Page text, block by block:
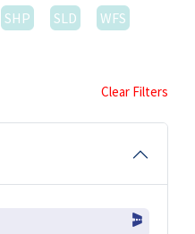
SHP SLD
WFS
Clear Filters